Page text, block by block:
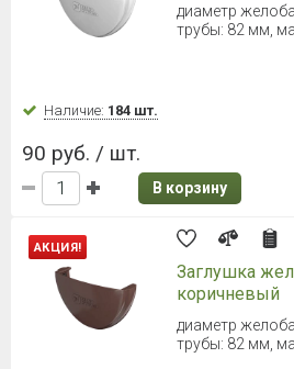
диаметр
трубы: 82 мм,
Наличие: 184 шт.
90 руб. / шт.
В корзину
АКЦИЯ!
Заглушка
коричневый
диаметр
трубы: 82 мм,